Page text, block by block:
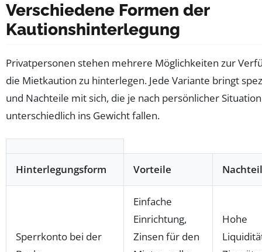
Verschiedene Formen der
Kautionshinterlegung
Privatpersonen stehen mehrere Möglichkeiten zur
die Mietkaution zu hinterlegen. Jede Variante bringt
und Nachteile mit sich, die je nach persönlicher Situation
unterschiedlich ins Gewicht fallen.
Hinterlegungsform Vorteile
Sperrkonto bei der
Einfache
Einrichtung,
Zinsen für den
Hohe